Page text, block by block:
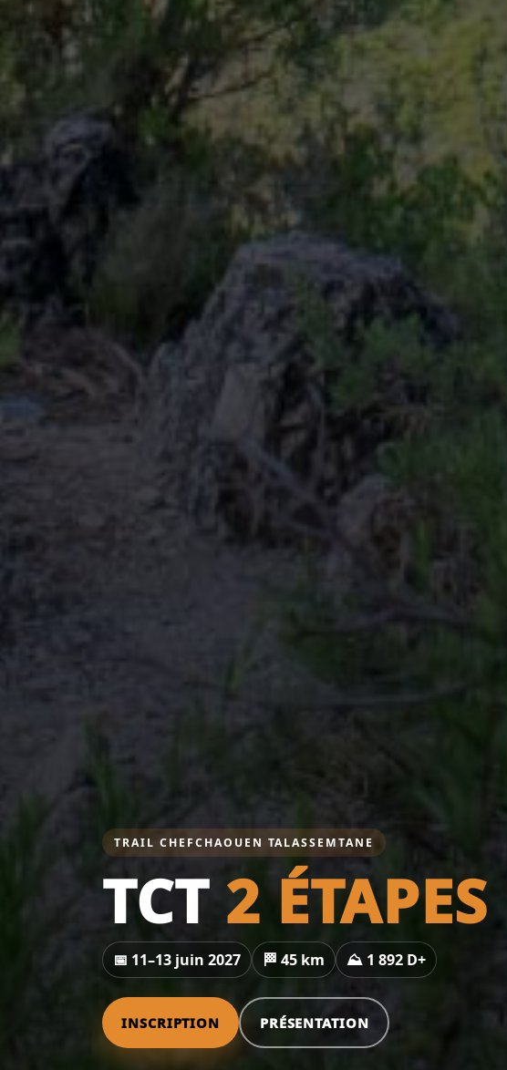
TRAIL CHEFCHAOUEN TALASSEMTANE
TCT 2 ÉTAPES
📅 11–13 juin 2027 🏁 45 km ⛰️ 1 892 D+
INSCRIPTION PRÉSENTATION